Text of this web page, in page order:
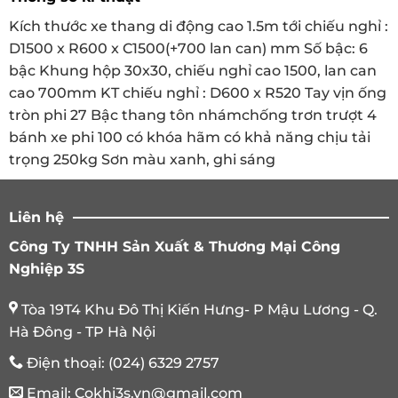
Các chi tiết đều được sơn tĩnh điện màu theo yêu
cầu: ghi sáng, xanh. Sản phẩm thang nhà kho di
động được bảo hành 12 tháng với bánh xe và 36
tháng với phần khung.
Ứng dụng của xe thang di động cao
1500mm
Với thiết kết của xe thang di động lấy hàng trong
kho khá nhỏ gọn, nó có thể quay đầu tại các vị trí lối
đi 1 cách dễ dàng. Cơ cấu khóa bánh xe hoặc cơ cấu
bổ xung thêm chân tăng chỉnh nhằm tiếp xúc
thang với mặt phẳng nền nhà được cố định vững
chắc tránh tình trạng mặt nền không bằng phẳng
trên độ cao 1.5m + thân người trung bình 1.5-1.6m thì
thao tác tốt ở độ cao 1.5-1.8m và tầm với tối đa là 3m,
thang sắt di động sử dụng vào mục đích xuất nhập
hàng hóa bằng tay. Dưới đây là những lưu ý ứng
Kích thước xe thang di động cao 1.5m tới chiếu nghỉ :
D1500 x R600 x C1500(+700 lan can) mm Số bậc: 6
bậc Khung hộp 30x30, chiếu nghỉ cao 1500, lan can
cao 700mm KT chiếu nghỉ : D600 x R520 Tay vịn ống
tròn phi 27 Bậc thang tôn nhámchống trơn trượt 4
bánh xe phi 100 có khóa hãm có khả năng chịu tải
trọng 250kg Sơn màu xanh, ghi sáng
Liên hệ
Công Ty TNHH Sản Xuất & Thương Mại Công
Nghiệp 3S
Tòa 19T4 Khu Đô Thị Kiến Hưng- P Mậu Lương - Q.
Hà Đông - TP Hà Nội
Điện thoại: (024) 6329 2757
Email: Cokhi3s.vn@gmail.com